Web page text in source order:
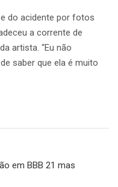
do acidente por fotos
a corrente de
artista. “Eu não
saber que ela é muito
em BBB 21 mas